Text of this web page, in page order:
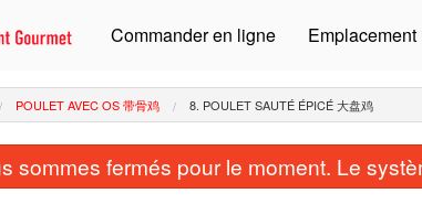
Commander en ligne Emplacement
POULET AVEC OS 带骨鸡 8. POULET SAUTÉ ÉPICÉ 大盘鸡
sommes fermés pour le moment. Le